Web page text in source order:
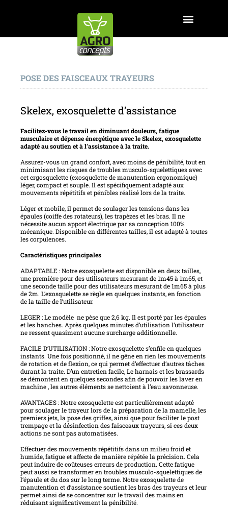
POSE DES FAISCEAUX TRAYEURS
Skelex, exosquelette d’assistance
Facilitez-vous le travail en diminuant douleurs, fatigue
musculaire et dépense énergétique avec le Skelex, exosquelette
adapté au soutien et à l’assistance à la traite.
Assurez-vous un grand confort, avec moins de pénibilité, tout en
minimisant les risques de troubles musculo-squelettiques avec
cet ergosquelette (exosquelette de manutention ergonomique)
léger, compact et souple. Il est spécifiquement adapté aux
mouvements répétitifs et pénibles réalisé lors de la traite.
Léger et mobile, il permet de soulager les tensions dans les
épaules (coiffe des rotateurs), les trapèzes et les bras. Il ne
nécessite aucun apport électrique par sa conception 100%
mécanique. Disponible en différentes tailles, il est adapté à toutes
les corpulences.
Caractéristiques principales
ADAPTABLE : Notre exosquelette est disponible en deux tailles,
une première pour des utilisateurs mesurant de 1m45 à 1m65, et
une seconde taille pour des utilisateurs mesurant de 1m65 à plus
de 2m. L’exosquelette se règle en quelques instants, en fonction
de la taille de l’utilisateur.
LEGER : Le modèle ne pèse que 2,6 kg. Il est porté par les épaules
et les hanches. Après quelques minutes d’utilisation l’utilisateur
ne ressent quasiment aucune surcharge additionnelle.
FACILE D’UTILISATION : Notre exosquelette s’enfile en quelques
instants. Une fois positionné, il ne gêne en rien les mouvements
de rotation et de flexion, ce qui permet d’effectuer d’autres tâches
durant la traite. D’un entretien facile, Le harnais et les brassards
se démontent en quelques secondes afin de pouvoir les laver en
machine , les autres éléments se nettoient à l’eau savonneuse.
AVANTAGES : Notre exosquelette est particulièrement adapté
pour soulager le trayeur lors de la préparation de la mamelle, les
premiers jets, la pose des griffes, ainsi que pour faciliter le post
trempage et la désinfection des faisceaux trayeurs, si ces deux
actions ne sont pas automatisées.
Effectuer des mouvements répétitifs dans un milieu froid et
humide, fatigue et affecte de manière répétée la précision. Cela
peut induire de coûteuses erreurs de production. Cette fatigue
peut aussi se transformer en troubles musculo-squelettiques de
l’épaule et du dos sur le long terme. Notre exosquelette de
manutention et d’assistance soutient les bras des trayeurs et leur
permet ainsi de se concentrer sur le travail des mains en
réduisant significativement la pénibilité.